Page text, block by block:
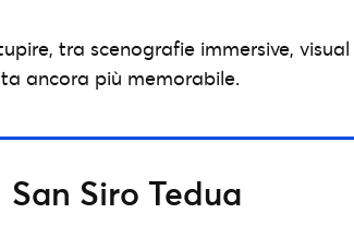
tra scenografie immersive,
ancora più memorabile.
San Siro Tedua